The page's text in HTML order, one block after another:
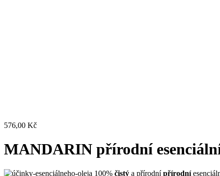
576,00 Kč
MANDARIN přírodní
100% čistý a přírodnípřírodní